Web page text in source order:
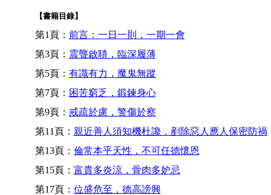
【書籍目錄】
第1頁： 前言：一日一則，一期一會
第3頁： 震聾啟聵，臨深履薄
第5頁： 有識有力，魔鬼無蹤
第7頁： 困苦窮乏，鍛鍊身心
第9頁： 戒疏於慮，警傷於察
第11頁： 親近善人須知機杜讒，剷除惡人應人保密防禍
第13頁： 倫常本乎天性，不可任德懷恩
第15頁： 富貴多炎涼，骨肉多妒忌
第17頁： 位盛危至，德高謗興